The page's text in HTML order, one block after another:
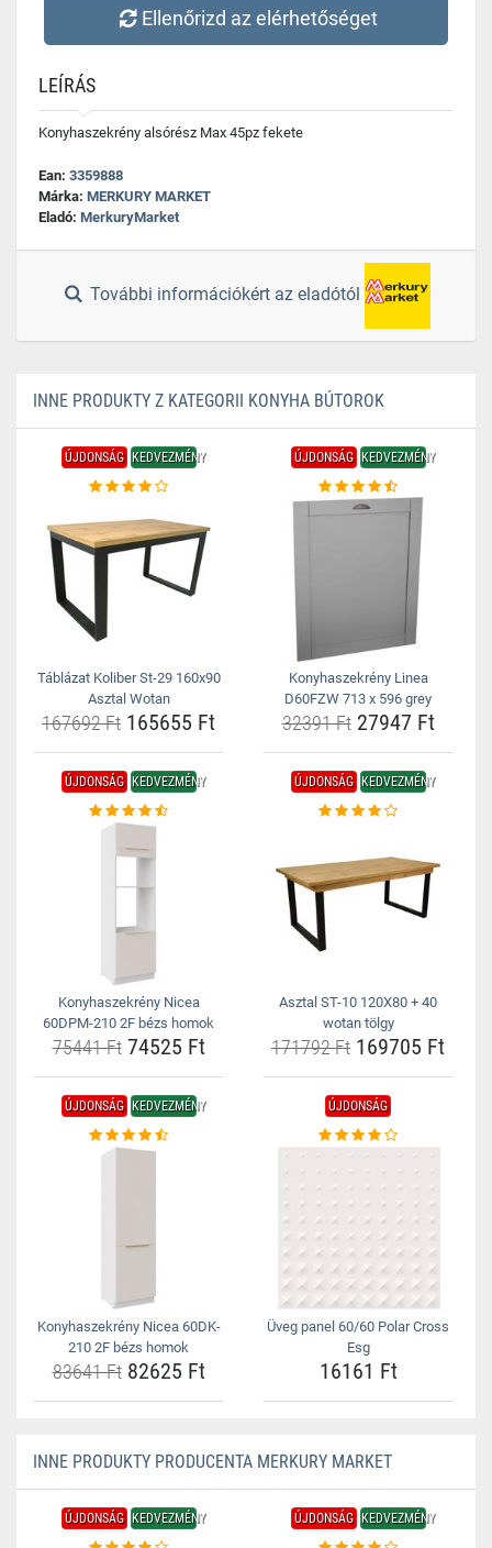
Ellenőrizd az elérhetőséget
LEÍRÁS
Konyhaszekrény alsórész Max 45pz fekete
Ean: 3359888
Márka: MERKURY MARKET
Eladó: MerkuryMarket
További információkért az eladótól
INNE PRODUKTY Z KATEGORII KONYHA BÚTOROK
ÚJDONSÁG KEDVEZMÉNY
Táblázat Koliber St-29 160x90
Asztal Wotan
167692 Ft 165655 Ft
ÚJDONSÁG KEDVEZMÉNY
Konyhaszekrény Linea
D60FZW 713 x 596 grey
32391 Ft27947 Ft
ÚJDONSÁG KEDVEZMÉNY
Konyhaszekrény Nicea
60DPM-210 2F bézs homok
75441 Ft74525 Ft
ÚJDONSÁG KEDVEZMÉNY
Asztal ST-10 120X80 + 40
wotan tölgy
171792 Ft 169705 Ft
ÚJDONSÁG KEDVEZMÉNY
Konyhaszekrény Nicea 60DK-
210 2F bézs homok
83641 Ft82625 Ft
ÚJDONSÁG
Üveg panel 60/60 Polar Cross
Esg
16161 Ft
INNE PRODUKTY PRODUCENTA MERKURY MARKET
ÚJDONSÁG KEDVEZMÉNY ÚJDONSÁG KEDVEZMÉNY